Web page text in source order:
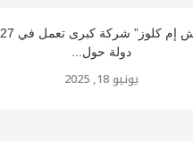
إتش إم كلوز” شركة كبرى تعمل في 27
دولة حول...
يونيو 18, 2025